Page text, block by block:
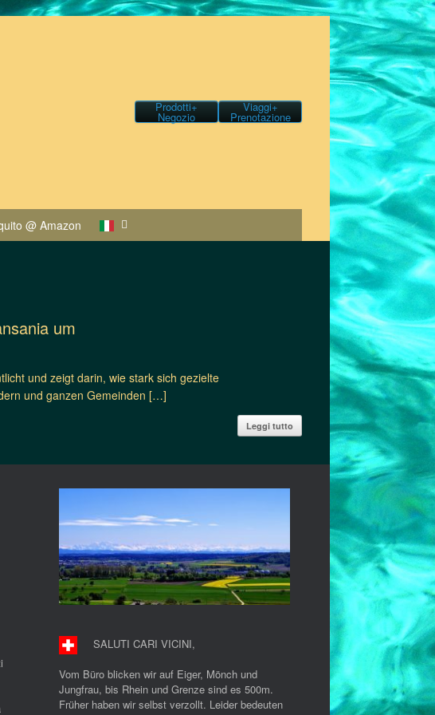
Prodotti+
Negozio
Viaggi+
Prenotazione
@ Amazon
um
und zeigt darin, wie stark sich gezielte
und ganzen Gemeinden […]
Leggi tutto
SALUTI CARI VICINI,
Vom Büro blicken wir auf Eiger, Mönch und
Jungfrau, bis Rhein und Grenze sind es 500m.
Früher haben wir selbst verzollt. Leider bedeuten